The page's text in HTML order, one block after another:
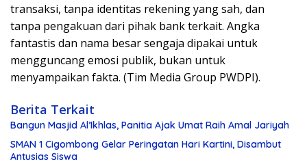
transaksi, tanpa identitas rekening yang sah, dan
tanpa pengakuan dari pihak bank terkait. Angka
fantastis dan nama besar sengaja dipakai untuk
mengguncang emosi publik, bukan untuk
menyampaikan fakta. (Tim Media Group PWDPI).
Berita Terkait
Bangun Masjid Al’Ikhlas, Panitia Ajak Umat Raih Amal Jariyah
SMAN 1 Cigombong Gelar Peringatan Hari Kartini, Disambut
Antusias Siswa